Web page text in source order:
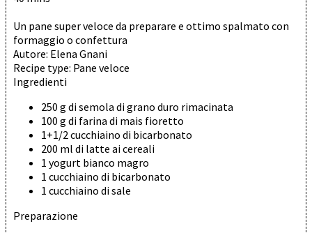
Un pane super veloce da preparare e ottimo spalmato con
formaggio o confettura
Autore: Elena Gnani
Recipe type: Pane veloce
Ingredienti
250 g di semola di grano duro rimacinata
100 g di farina di mais fioretto
1+1/2 cucchiaino di bicarbonato
200 ml di latte ai cereali
1 yogurt bianco magro
1 cucchiaino di bicarbonato
1 cucchiaino di sale
Preparazione